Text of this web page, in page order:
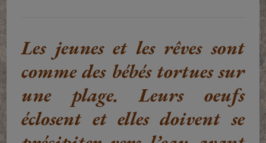
Les jeunes et les rêves sont
comme des bébés tortues sur
une plage. Leurs oeufs
éclosent et elles doivent se